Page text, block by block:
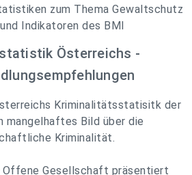
zum Thema Gewaltschutz
Indikatoren des BMI
Österreichs -
Kriminalitätsstatisitk der
Bild über die
Kriminalität.
Offene Gesellschaft präsentiert